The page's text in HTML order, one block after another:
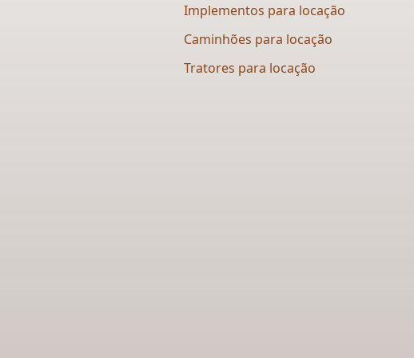
Implementos para locação
Caminhões para locação​
Tratores para locação​